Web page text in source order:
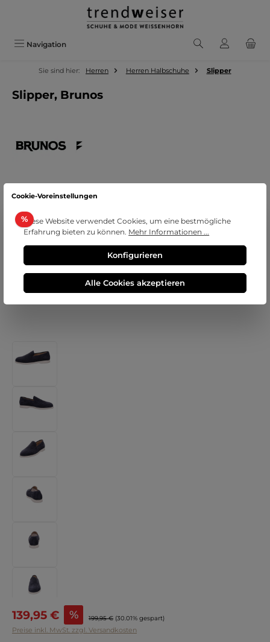
Zum Hauptinhalt springen
Navigation
Sie sind hier: Herren Herren Halbschuhe Slipper
Slipper, Brunos
Bildergalerie überspringen
%Rabatt
Verkaufspreis:
139,95 € % Regulärer Preis:
199,95 € (30.01% gespart)
Preise inkl. MwSt. zzgl. Versandkosten
Cookie-Voreinstellungen
Diese Website verwendet Cookies, um eine bestmögliche
Erfahrung bieten zu können. Mehr Informationen ...
Konfigurieren
Alle Cookies akzeptieren